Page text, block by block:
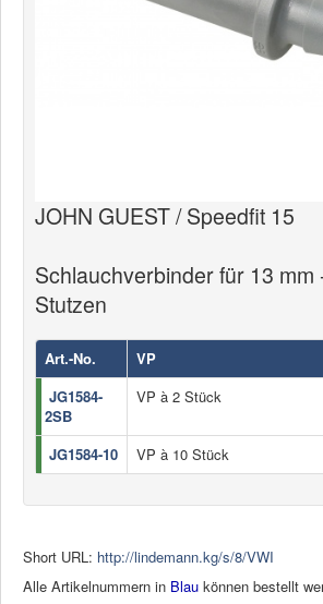
Kataloge bestellen
JOHN GUEST / Speedfit 15
Schlauchverbinder für 13 mm
Stutzen
Art.-No.
VP
JG1584-
2SB
VP à 2 Stück
JG1584-10 VP à 10 Stück
Short URL: http://lindemann.kg/s/8/VWI
Alle Artikelnummern in Blau können bestellt